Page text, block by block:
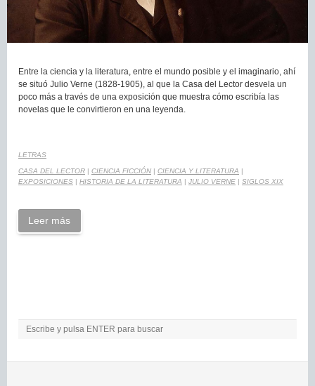
Entre la ciencia y la literatura, entre el mundo posible y el imaginario, ahí
se situó Julio Verne (1828-1905), al que la Casa del Lector desvela un
poco más a través de una exposición que muestra cómo escribía las
novelas que le convirtieron en una leyenda.
LETRAS
CASA DEL LECTOR CIENCIA FICCIÓN CIENCIA Y LITERATURA
EXPOSICIONES
HISTORIA DE LA LITERATURA JULIO VERNE SIGLOS XIX
Leer más